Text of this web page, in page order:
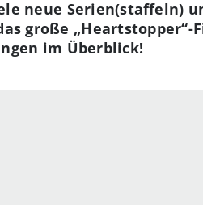
neue Serien(staffeln)
große „Heartstopper“-
im Überblick!